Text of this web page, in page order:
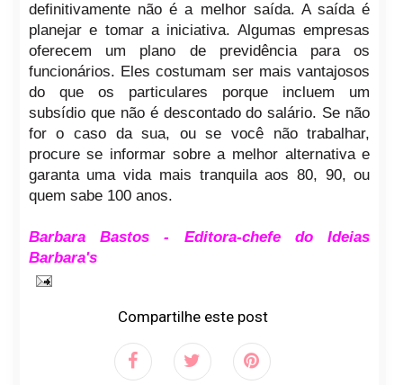
definitivamente não é a melhor saída. A saída é
planejar e tomar a iniciativa. Algumas empresas
oferecem um plano de previdência para os
funcionários. Eles costumam ser mais vantajosos
do que os particulares porque incluem um
subsídio que não é descontado do salário. Se não
for o caso da sua, ou se você não trabalhar,
procure se informar sobre a melhor alternativa e
garanta uma vida mais tranquila aos 80, 90, ou
quem sabe 100 anos.
Barbara Bastos - Editora-chefe do Ideias
Barbara's
Compartilhe este post